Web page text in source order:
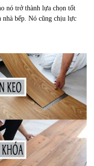
nó trở thành lựa chọn tốt
nhà bếp. Nó cũng chịu lực